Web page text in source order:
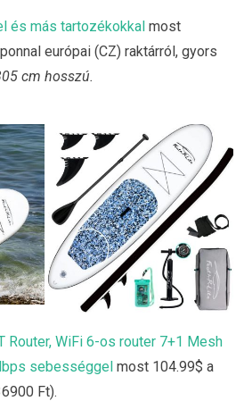
és más tartozékokkal most
európai (CZ) raktárról, gyors
cm hosszú.
Router, WiFi 6-os router 7+1 Mesh
sebességgel most 104.99$ a
Ft).